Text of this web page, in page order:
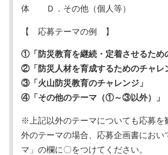
体 Ｄ．その他（個人等）
【 応募テーマの例 】
①「防災教育を継続・定着させるため
②「防災人材を育成するためのチャレ
③「火山防災教育のチャレンジ」
④「その他のテーマ（①～③以外）」
※上記以外のテーマについても応募
外のテーマの場合、応募企画書にお
マ」の欄に〇をつけてください。